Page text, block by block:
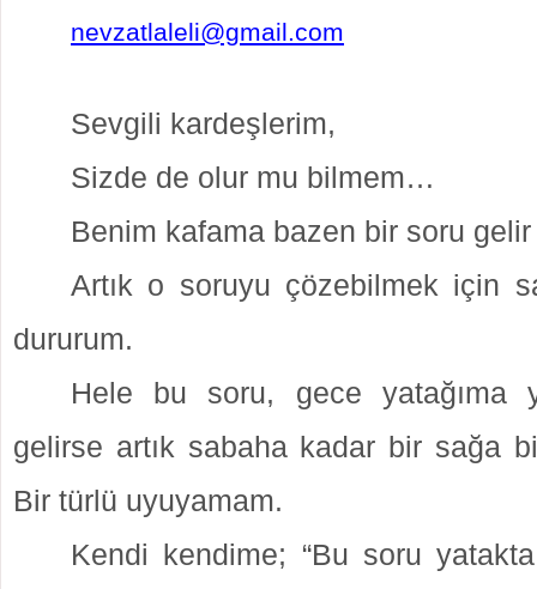
nevzatlaleli@gmail.com
Sevgili kardeşlerim,
Sizde de olur mu bilmem…
Benim kafama bazen bir soru gelir
Artık o soruyu çözebilmek için
dururum.
Hele bu soru, gece yatağıma
gelirse artık sabaha kadar bir sağa
Bir türlü uyuyamam.
Kendi kendime; “Bu soru